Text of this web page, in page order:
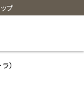
プ
）